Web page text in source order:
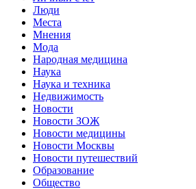
Люди
Места
Мнения
Мода
Народная медицина
Наука
Наука и техника
Недвижимость
Новости
Новости ЗОЖ
Новости медицины
Новости Москвы
Новости путешествий
Образование
Общество